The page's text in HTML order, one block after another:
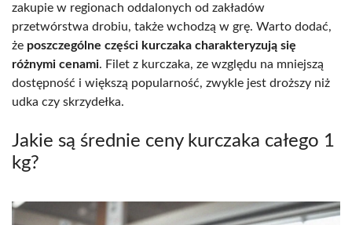
zakupie w regionach oddalonych od zakładów
przetwórstwa drobiu, także wchodzą w grę. Warto dodać,
że poszczególne części kurczaka charakteryzują się
różnymi cenami. Filet z kurczaka, ze względu na mniejszą
dostępność i większą popularność, zwykle jest droższy niż
udka czy skrzydełka.
Jakie są średnie ceny kurczaka całego 1
kg?